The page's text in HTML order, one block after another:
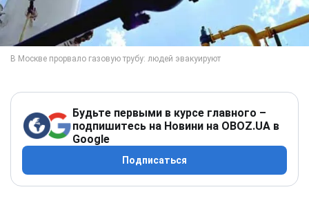
Будьте первыми в курсе главного –
подпишитесь на Новини на OBOZ.UA в
Google
Подписаться